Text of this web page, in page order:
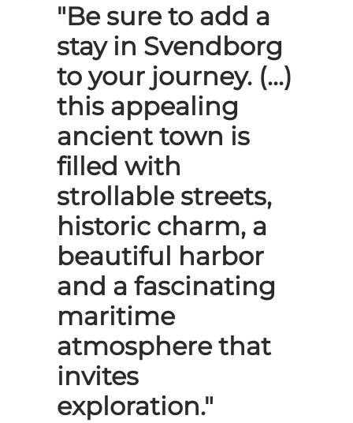
"Be sure to add a
stay in Svendborg
to your journey. (...)
this appealing
ancient town is
filled with
strollable streets,
historic charm, a
beautiful harbor
and a fascinating
maritime
atmosphere that
invites
exploration."